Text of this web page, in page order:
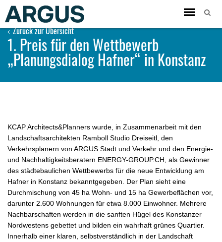
Toggle
Zurück zur Übersicht
1. Preis für den Wettbewerb
„Planungsdialog Hafner“ in Konstanz
KCAP Architects&Planners wurde, in Zusammenarbeit mit den
Landschaftsarchitekten Ramboll Studio Dreiseitl, den
Verkehrsplanern von ARGUS Stadt und Verkehr und den Energie-
und Nachhaltigkeitsberatern ENERGY-GROUP.CH, als Gewinner
des städtebaulichen Wettbewerbs für die neue Entwicklung am
Hafner in Konstanz bekanntgegeben. Der Plan sieht eine
Durchmischung von 45 ha Wohn- und 15 ha Gewerbeflächen vor,
darunter 2.600 Wohnungen für etwa 8.000 Einwohner. Mehrere
Nachbarschaften werden in die sanften Hügel des Konstanzer
Nordwestens gebettet und bilden ein wahrhaft grünes Quartier.
Innerhalb einer klaren, selbstverständlich in der Landschaft